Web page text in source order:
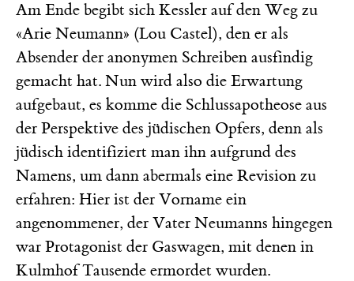
Am Ende begibt sich Kessler auf den Weg zu
«Arie Neumann» (Lou Castel), den er als
Absender der anonymen Schreiben ausfindig
gemacht hat. Nun wird also die Erwartung
aufgebaut, es komme die Schlussapotheose aus
der Perspektive des jüdischen Opfers, denn als
jüdisch identifiziert man ihn aufgrund des
Namens, um dann abermals eine Revision zu
erfahren: Hier ist der Vorname ein
angenommener, der Vater Neumanns hingegen
war Protagonist der Gaswagen, mit denen in
Kulmhof Tausende ermordet wurden.